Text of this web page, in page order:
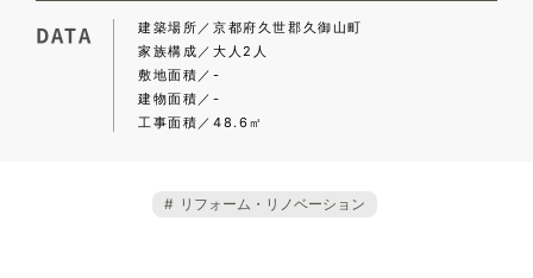
DATA 建築場所
京都府久世郡久御山町
家族構成
大人2人
敷地面積
-
建物面積
-
工事面積
48.6㎡
リフォーム・リノベーション